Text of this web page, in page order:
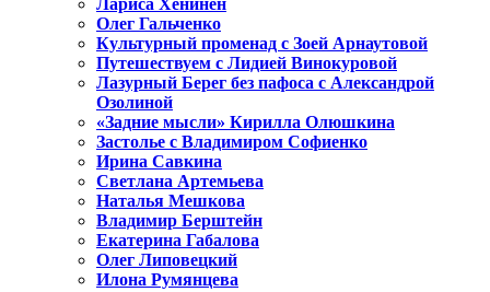
Лариса Хенинен
Олег Гальченко
Культурный променад с Зоей Арнаутовой
Путешествуем с Лидией Винокуровой
Лазурный Берег без пафоса с Александрой
Озолиной
«Задние мысли» Кирилла Олюшкина
Застолье с Владимиром Софиенко
Ирина Савкина
Светлана Артемьева
Наталья Мешкова
Владимир Берштейн
Екатерина Габалова
Олег Липовецкий
Илона Румянцева